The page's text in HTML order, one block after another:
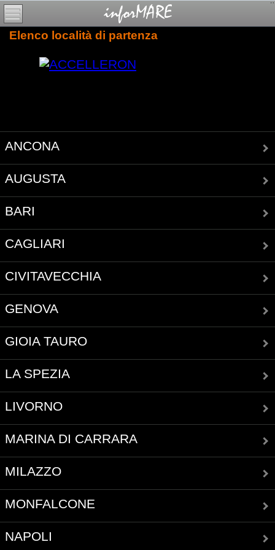
Elenco località di partenza
ANCONA
AUGUSTA
BARI
CAGLIARI
CIVITAVECCHIA
GENOVA
GIOIA TAURO
LA SPEZIA
LIVORNO
MARINA DI CARRARA
MILAZZO
MONFALCONE
NAPOLI